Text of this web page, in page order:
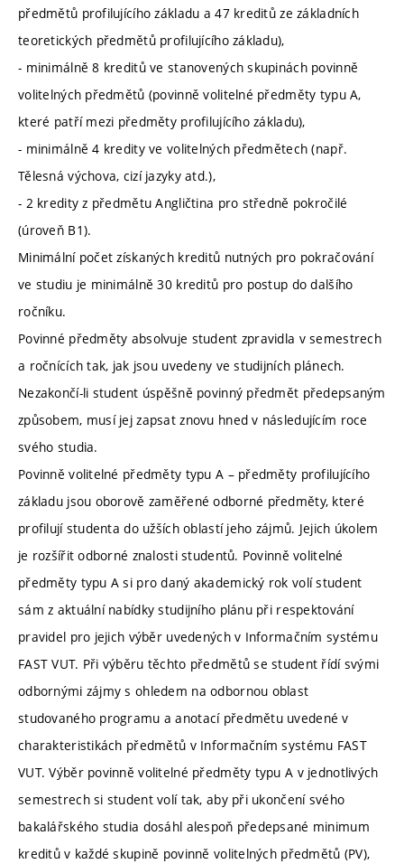
předmětů profilujícího základu a 47 kreditů ze základních
teoretických předmětů profilujícího základu),
- minimálně 8 kreditů ve stanovených skupinách povinně
volitelných předmětů (povinně volitelné předměty typu A,
které patří mezi předměty profilujícího základu),
- minimálně 4 kredity ve volitelných předmětech (např.
Tělesná výchova, cizí jazyky atd.),
- 2 kredity z předmětu Angličtina pro středně pokročilé
(úroveň B1).
Minimální počet získaných kreditů nutných pro pokračování
ve studiu je minimálně 30 kreditů pro postup do dalšího
ročníku.
Povinné předměty absolvuje student zpravidla v semestrech
a ročnících tak, jak jsou uvedeny ve studijních plánech.
Nezakončí-li student úspěšně povinný předmět předepsaným
způsobem, musí jej zapsat znovu hned v následujícím roce
svého studia.
Povinně volitelné předměty typu A – předměty profilujícího
základu jsou oborově zaměřené odborné předměty, které
profilují studenta do užších oblastí jeho zájmů. Jejich úkolem
je rozšířit odborné znalosti studentů. Povinně volitelné
předměty typu A si pro daný akademický rok volí student
sám z aktuální nabídky studijního plánu při respektování
pravidel pro jejich výběr uvedených v Informačním systému
FAST VUT. Při výběru těchto předmětů se student řídí svými
odbornými zájmy s ohledem na odbornou oblast
studovaného programu a anotací předmětu uvedené v
charakteristikách předmětů v Informačním systému FAST
VUT. Výběr povinně volitelné předměty typu A v jednotlivých
semestrech si student volí tak, aby při ukončení svého
bakalářského studia dosáhl alespoň předepsané minimum
kreditů v každé skupině povinně volitelných předmětů (PV),